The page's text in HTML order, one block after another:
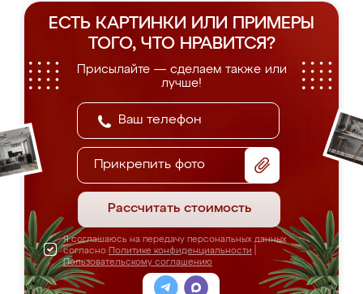
ЕСТЬ КАРТИНКИ ИЛИ ПРИМЕРЫ
ТОГО, ЧТО НРАВИТСЯ?
Присылайте — сделаем также или
лучше!
Прикрепить фото
Рассчитать стоимость
Я соглашаюсь на передачу персональных данных
согласно Политике конфиденциальности
Пользовательскому соглашению